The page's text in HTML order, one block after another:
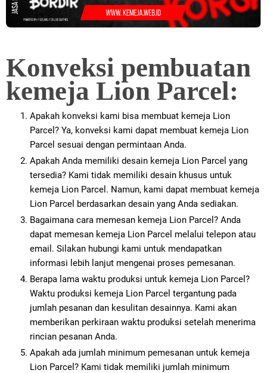
Konveksi pembuatan
kemeja Lion Parcel:
Apakah konveksi kami bisa membuat kemeja Lion
Parcel? Ya, konveksi kami dapat membuat kemeja Lion
Parcel sesuai dengan permintaan Anda.
Apakah Anda memiliki desain kemeja Lion Parcel yang
tersedia? Kami tidak memiliki desain khusus untuk
kemeja Lion Parcel. Namun, kami dapat membuat kemeja
Lion Parcel berdasarkan desain yang Anda sediakan.
Bagaimana cara memesan kemeja Lion Parcel? Anda
dapat memesan kemeja Lion Parcel melalui telepon atau
email. Silakan hubungi kami untuk mendapatkan
informasi lebih lanjut mengenai proses pemesanan.
Berapa lama waktu produksi untuk kemeja Lion Parcel?
Waktu produksi kemeja Lion Parcel tergantung pada
jumlah pesanan dan kesulitan desainnya. Kami akan
memberikan perkiraan waktu produksi setelah menerima
rincian pesanan Anda.
Apakah ada jumlah minimum pemesanan untuk kemeja
Lion Parcel? Kami tidak memiliki jumlah minimum